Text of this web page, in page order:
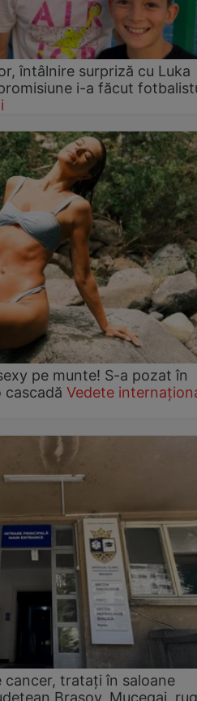
întâlnire surpriză cu Luka
i-a făcut
pe munte! S-a pozat în
cascadă Vedete
cancer, tratați în saloane
Brașov. Mucegai,